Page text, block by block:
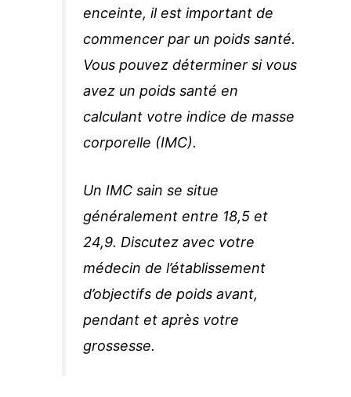
enceinte, il est important de
commencer par un poids santé.
Vous pouvez déterminer si vous
avez un poids santé en
calculant votre indice de masse
corporelle (IMC).
Un IMC sain se situe
généralement entre 18,5 et
24,9. Discutez avec votre
médecin de l’établissement
d’objectifs de poids avant,
pendant et après votre
grossesse.